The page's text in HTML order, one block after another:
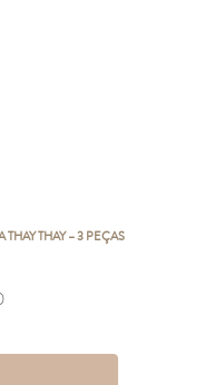
THAY – 3 PEÇAS